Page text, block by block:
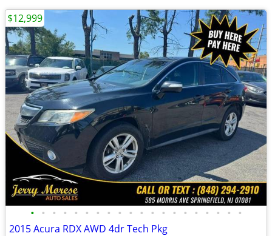
• • • • • • • • • • • • • • • • • • • •
2015 Acura RDX AWD 4dr Tech Pkg
$12,999